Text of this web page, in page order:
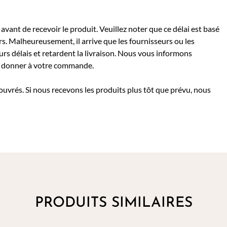
de recevoir le produit. Veuillez noter que ce délai est basé
Malheureusement, il arrive que les fournisseurs ou les
délais et retardent la livraison. Nous vous informons
à votre commande.
Si nous recevons les produits plus tôt que prévu, nous
PRODUITS SIMILAIRES